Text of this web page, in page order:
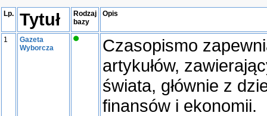
Lp. Tytuł
Rodzaj
bazy
Opis
1
Gazeta
Wyborcza
Czasopismo
artykułów,
świata, głównie z
finansów i ekonomii.